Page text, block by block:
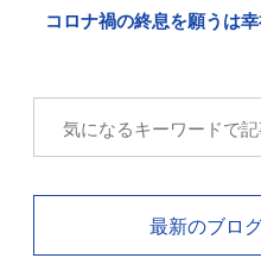
コロナ禍の終息を願うは
最新のブロ